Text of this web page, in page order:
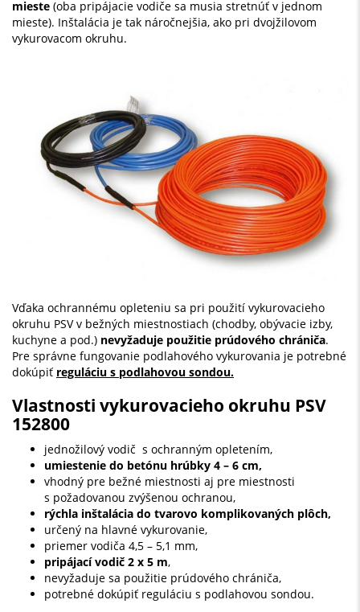
mieste (oba pripájacie vodiče sa musia stretnúť v jednom
mieste). Inštalácia je tak náročnejšia, ako pri dvojžilovom
vykurovacom okruhu.
Vďaka ochrannému opleteniu sa pri použití vykurovacieho
okruhu PSV v bežných miestnostiach (chodby, obývacie izby,
kuchyne a pod.) nevyžaduje použitie prúdového chrániča.
Pre správne fungovanie podlahového vykurovania je potrebné
dokúpiť reguláciu s podlahovou sondou.
Vlastnosti vykurovacieho okruhu PSV
152800
jednožilový vodič s ochranným opletením,
umiestenie do betónu hrúbky 4 – 6 cm,
vhodný pre bežné miestnosti aj pre miestnosti
s požadovanou zvýšenou ochranou,
rýchla inštalácia do tvarovo komplikovaných plôch,
určený na hlavné vykurovanie,
priemer vodiča 4,5 – 5,1 mm,
pripájací vodič 2 x 5 m,
nevyžaduje sa použitie prúdového chrániča,
potrebné dokúpiť reguláciu s podlahovou sondou.